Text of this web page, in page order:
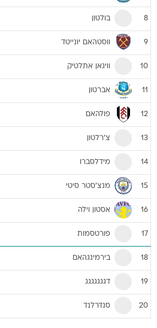
8 בולטון
9 ווסטהאם יונייטד
10 וויגאן אתלטיק
11 אברטון
12 פולהאם
13 צ'רלטון
14 מידלסברו
15 מנצ'סטר סיטי
16 אסטון וילה
17 פורטסמות
18 בירמינגהאם
19 דגגגגגגג
20 סנדרלנד